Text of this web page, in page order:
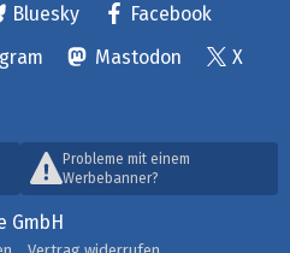
Bluesky
Facebook
Mastodon
X
Probleme mit einem
Werbebanner?
GmbH